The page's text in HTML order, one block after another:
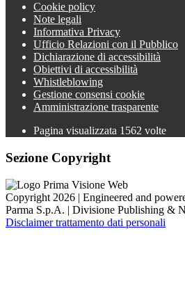
Cookie policy
Note legali
Informativa Privacy
Ufficio Relazioni con il Pubblico
Dichiarazione di accessibilità
Obiettivi di accessibilità
Whistleblowing
Gestione consensi cookie
Amministrazione trasparente
Pagina visualizzata 1562 volte
Sezione Copyright
Copyright 2026 | Engineered and
Parma S.p.A. | Divisione Publishing &
Disclaimer trattamento dati personali